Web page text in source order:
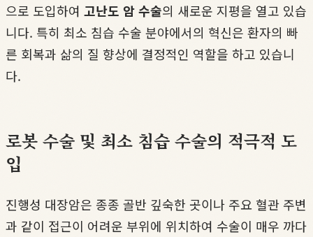
으로 도입하여 고난도 암 수술의 새로운 지평을 열고 있습
니다. 특히 최소 침습 수술 분야에서의 혁신은 환자의 빠
른 회복과 삶의 질 향상에 결정적인 역할을 하고 있습니
다.
로봇 수술 및 최소 침습 수술의 적극적 도
입
진행성 대장암은 종종 골반 깊숙한 곳이나 주요 혈관 주변
과 같이 접근이 어려운 부위에 위치하여 수술이 매우 까다